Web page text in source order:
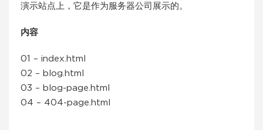
演示站点上，它是作为服务器公司展示的。
内容
01 – index.html
02 – blog.html
03 – blog-page.html
04 – 404-page.html